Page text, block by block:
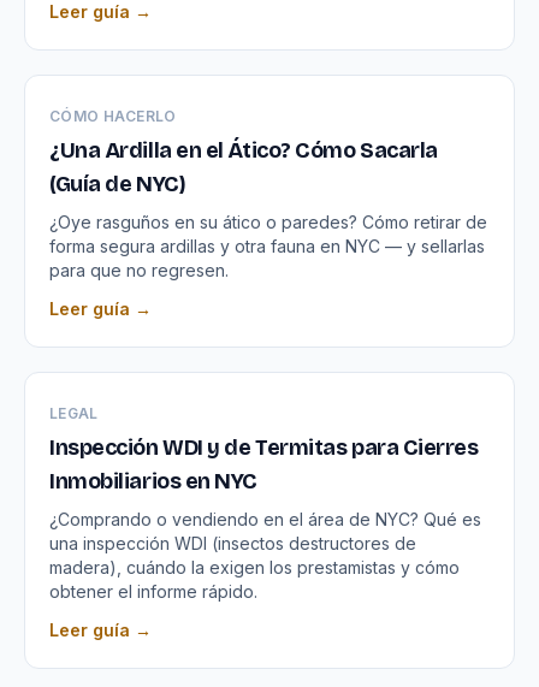
Leer guía →
CÓMO HACERLO
¿Una Ardilla en el Ático? Cómo Sacarla
(Guía de NYC)
¿Oye rasguños en su ático o paredes? Cómo retirar de
forma segura ardillas y otra fauna en NYC — y sellarlas
para que no regresen.
Leer guía →
LEGAL
Inspección WDI y de Termitas para Cierres
Inmobiliarios en NYC
¿Comprando o vendiendo en el área de NYC? Qué es
una inspección WDI (insectos destructores de
madera), cuándo la exigen los prestamistas y cómo
obtener el informe rápido.
Leer guía →